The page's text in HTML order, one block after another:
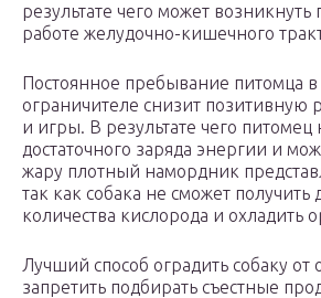
результате чего может возникнуть
работе желудочно-кишечного
Постоянное пребывание питомца в
ограничителе снизит позитивную
и игры. В результате чего питомец
достаточного заряда энергии и
жару плотный намордник
так как собака не сможет получить
количества кислорода и охладить
Лучший способ оградить собаку от
запретить подбирать съестные